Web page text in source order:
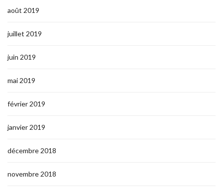
août 2019
juillet 2019
juin 2019
mai 2019
février 2019
janvier 2019
décembre 2018
novembre 2018